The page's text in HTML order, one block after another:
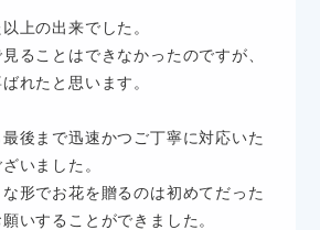
上の出来でした。
ることはできなかったのですが、
れたと思います。
後まで迅速かつご丁寧に対応いた
いました。
形でお花を贈るのは初めてだった
いすることができました。